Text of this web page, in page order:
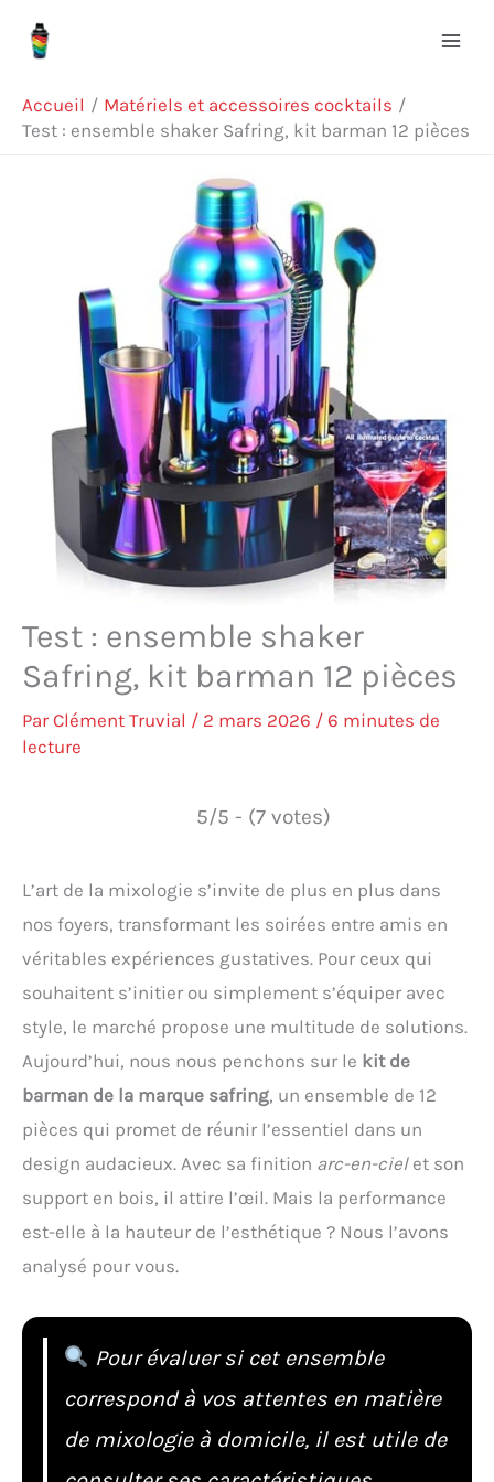
Accueil
Matériels et accessoires cocktails
Test : ensemble shaker Safring, kit barman 12 pièces
Test : ensemble shaker
Safring, kit barman 12 pièces
Par Clément Truvial / 2 mars 2026 / 6 minutes de
lecture
5/5 - (7 votes)
L’art de la mixologie s’invite de plus en plus dans
nos foyers, transformant les soirées entre amis en
véritables expériences gustatives. Pour ceux qui
souhaitent s’initier ou simplement s’équiper avec
style, le marché propose une multitude de solutions.
Aujourd’hui, nous nous penchons sur le kit de
barman de la marque safring, un ensemble de 12
pièces qui promet de réunir l’essentiel dans un
design audacieux. Avec sa finition arc-en-cielet son
support en bois, il attire l’œil. Mais la performance
est-elle à la hauteur de l’esthétique ? Nous l’avons
analysé pour vous.
Pour évaluer si cet ensemble
correspond à vos attentes en matière
de mixologie à domicile, il est utile de
Rechercher